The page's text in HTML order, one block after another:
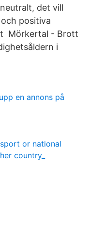
det vill
positiva
Mörkertal - Brott
i
en annons på
or national
country_